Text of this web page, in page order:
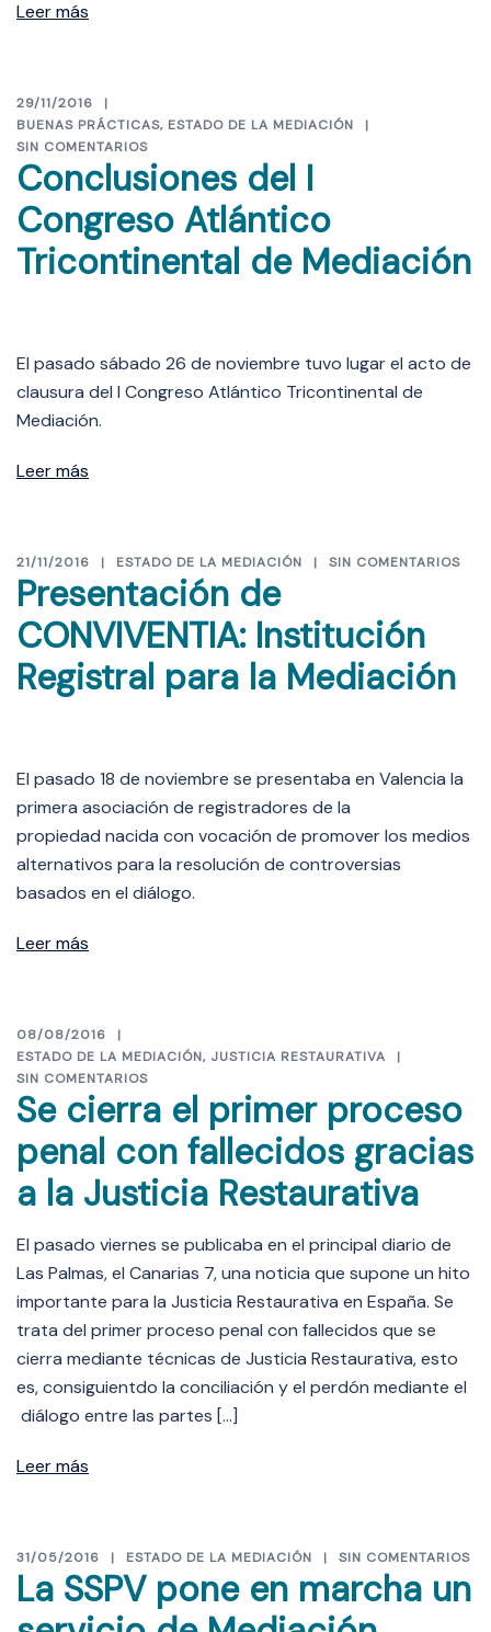
Leer más
29/11/2016
BUENAS PRÁCTICAS, ESTADO DE LA MEDIACIÓN
SIN COMENTARIOS
Conclusiones del I
Congreso Atlántico
Tricontinental de Mediación
El pasado sábado 26 de noviembre tuvo lugar el acto de
clausura del I Congreso Atlántico Tricontinental de
Mediación.
Leer más
21/11/2016 ESTADO DE LA MEDIACIÓN SIN COMENTARIOS
Presentación de
CONVIVENTIA: Institución
Registral para la Mediación
El pasado 18 de noviembre se presentaba en Valencia la
primera asociación de registradores de la
propiedad nacida con vocación de promover los medios
alternativos para la resolución de controversias
basados en el diálogo.
Leer más
08/08/2016
ESTADO DE LA MEDIACIÓN, JUSTICIA RESTAURATIVA
SIN COMENTARIOS
Se cierra el primer proceso
penal con fallecidos gracias
a la Justicia Restaurativa
El pasado viernes se publicaba en el principal diario de
Las Palmas, el Canarias 7, una noticia que supone un hito
importante para la Justicia Restaurativa en España. Se
trata del primer proceso penal con fallecidos que se
cierra mediante técnicas de Justicia Restaurativa, esto
es, consiguientdo la conciliación y el perdón mediante el
diálogo entre las partes […]
Leer más
31/05/2016 ESTADO DE LA MEDIACIÓN SIN COMENTARIOS
La SSPV pone en marcha un